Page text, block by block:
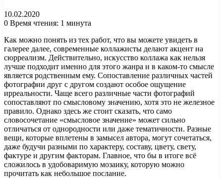
10.02.2020
0 Время чтения: 1 минута
Как можно понять из тех работ, что вы можете увидеть в
галерее далее, современные коллажисты делают акцент на
сюрреализм. Действительно, искусство коллажа как нельзя
лучше подходит именно для этого жанра и в каком-то смысле
является родственным ему. Сопоставление различных частей
фотографии друг с другом создают особое ощущение
ирреальности. Чаще всего различные части фотографий
сопоставляют по смысловому значению, хотя это не железное
правило. Однако здесь же стоит сказать, что само
словосочетание «смысловое значение» может сильно
отличаться от однородности или даже тематичности. Разные
вещи, которые вплетены в замысел автора, могут сочетаться,
даже будучи разными по характеру, составу, цвету, свету,
фактуре и другим факторам. Главное, что бы в итоге всё
сложилось в удобоваримую мозаику, которую можно
прочитать как небольшое послание.